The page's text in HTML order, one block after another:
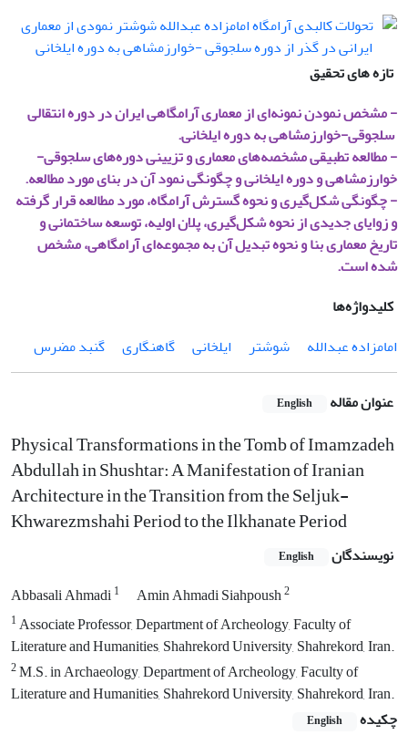
تازه های تحقیق
- مشخص نمودن نمونه‌ای از معماری آرامگاهی ایران در دوره انتقالی
سلجوقی-خوارزمشاهی به دوره ایلخانی.
- مطالعه تطبیقی مشخصه‌های معماری و تزیینی دوره‌های سلجوقی-
خوارزمشاهی و دوره ایلخانی و چگونگی نمود آن در بنای مورد مطالعه.
- چگونگی شکل‌گیری و نحوه گسترش آرامگاه، مورد مطالعه قرار گرفته
و زوایای جدیدی از نحوه شکل‌گیری، پلان اولیه، توسعه ساختمانی و
تاریخ معماری بنا و نحوه تبدیل آن به مجموعه‌ای آرامگاهی، مشخص
شده است.
کلیدواژه‌ها
امامزاده عبدالله
شوشتر ایلخانی گاهنگاری گنبد مضرس
عنوان مقاله English
Physical Transformations in the Tomb of Imamzadeh
Abdullah in Shushtar: A Manifestation of Iranian
Architecture in the Transition from the Seljuk-
Khwarezmshahi Period to the Ilkhanate Period
نویسندگان English
Abbasali Ahmadi1 Amin Ahmadi Siahpoush2
1Associate Professor, Department of Archeology, Faculty of
Literature and Humanities, Shahrekord University, Shahrekord, Iran.
2M.S. in Archaeology, Department of Archeology, Faculty of
Literature and Humanities, Shahrekord University, Shahrekord, Iran.
چکیده
English